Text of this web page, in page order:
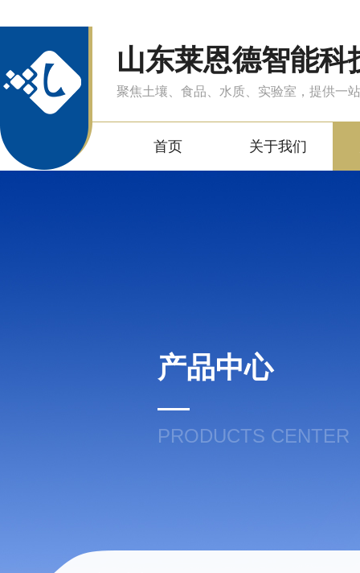
山东莱恩德智能科
聚焦土壤、食品、水质、实验室，提供一
首页 关于我们
产品中心
PRODUCTS CENTER